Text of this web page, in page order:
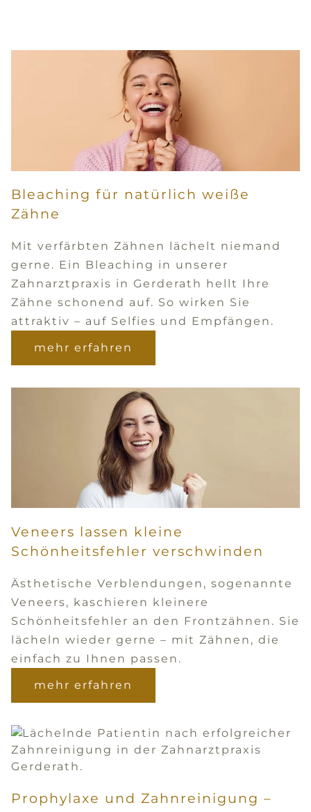
Bleaching für natürlich weiße
Zähne
Mit verfärbten Zähnen lächelt niemand
gerne. Ein Bleaching in unserer
Zahnarztpraxis in Gerderath hellt Ihre
Zähne schonend auf. So wirken Sie
attraktiv – auf Selfies und Empfängen.
mehr erfahren
Veneers lassen kleine
Schönheitsfehler verschwinden
Ästhetische Verblendungen, sogenannte
Veneers, kaschieren kleinere
Schönheitsfehler an den Frontzähnen. Sie
lächeln wieder gerne – mit Zähnen, die
einfach zu Ihnen passen.
mehr erfahren
Prophylaxe und Zahnreinigung –